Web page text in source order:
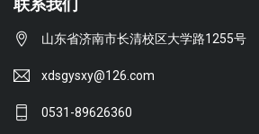
山东省济南市长清校区大学路1255号
xdsgysxy@126.com
0531-89626360